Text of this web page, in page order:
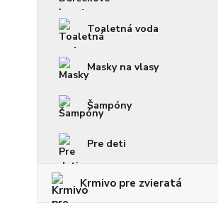
Toaletná voda
Masky na vlasy
Šampóny
Pre deti
Krmivo pre zvieratá